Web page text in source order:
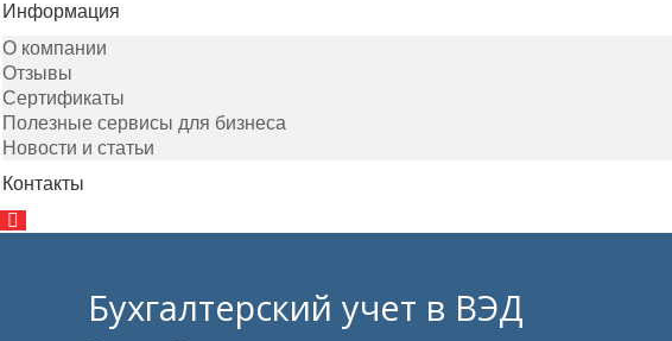
Информация
О компании
Отзывы
Сертификаты
Полезные сервисы для бизнеса
Новости и статьи
Контакты
Бухгалтерский учет в ВЭД